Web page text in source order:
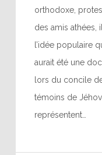
orthodoxe,
des amis athées,
l’idée populaire
aurait été une
lors du concile
témoins de
représentent…